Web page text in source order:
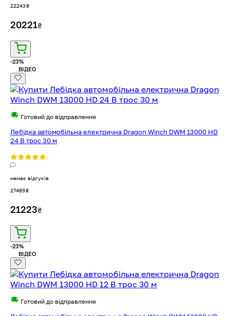
22243₴
20221₴
-23%
ВІДЕО
Готовий до відправлення
Лебідка автомобільна електрична Dragon Winch DWM 13000 HD
24 В трос 30 м
немає відгуків
27489₴
21223₴
-23%
ВІДЕО
Готовий до відправлення